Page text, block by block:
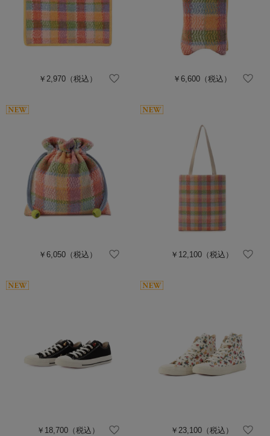
￥2,970 （税込） ￥6,600（税込）
￥6,050 （税込） ￥12,100 （税込）
￥18,700（税込） ￥23,100 （税込）